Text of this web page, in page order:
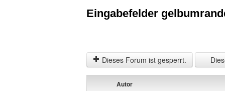
Eingabefelder
Dieses Forum ist gesperrt.
Autor